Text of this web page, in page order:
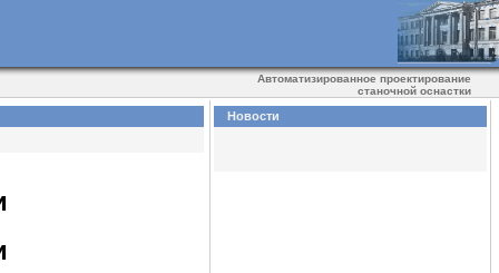
Автоматизированное проектирование
станочной оснастки
Новости